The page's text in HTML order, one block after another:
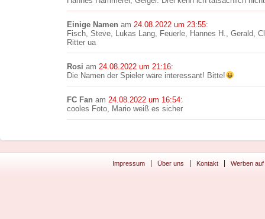
Einige Namen am 24.08.2022 um 23:55:
Fisch, Steve, Lukas Lang, Feuerle, Hannes H., Gerald,
Ritter ua
Rosi am 24.08.2022 um 21:16:
Die Namen der Spieler wäre interessant! Bitte!
FC Fan am 24.08.2022 um 16:54:
cooles Foto, Mario weiß es sicher
Impressum Über uns Kontakt Werben